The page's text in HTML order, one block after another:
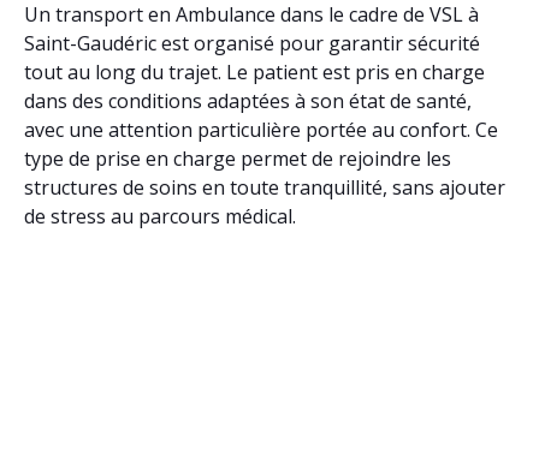
Un transport en Ambulance dans le cadre de VSL à
Saint-Gaudéric est organisé pour garantir sécurité
tout au long du trajet. Le patient est pris en charge
dans des conditions adaptées à son état de santé,
avec une attention particulière portée au confort. Ce
type de prise en charge permet de rejoindre les
structures de soins en toute tranquillité, sans ajouter
de stress au parcours médical.